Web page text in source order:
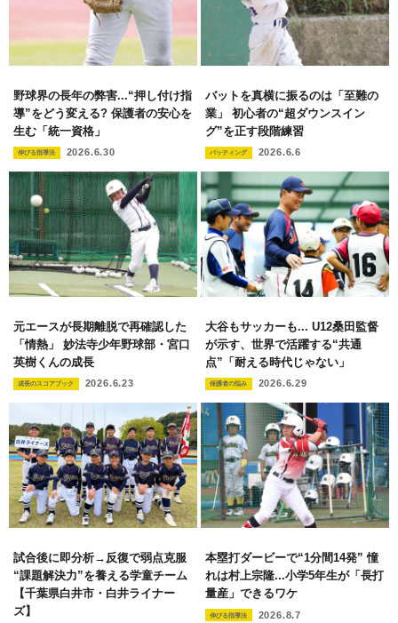
野球界の長年の弊害...“押し付け指
導”をどう変える? 保護者の安心を
生む「統一資格」
伸びる指導法 2026.6.30
バットを真横に振るのは「至難の
業」 初心者の“超ダウンスイン
グ”を正す段階練習
バッティング 2026.6.6
元エースが長期離脱で再確認した
「情熱」 妙法寺少年野球部・宮口
英樹くんの成長
成長のスコアブック 2026.6.23
大谷もサッカーも... U12桑田監督
が示す、世界で活躍する“共通
点”「耐える時代じゃない」
保護者の悩み 2026.6.29
試合後に即分析→反復で弱点克服
“課題解決力”を養える学童チーム
【千葉県白井市・白井ライナー
ズ】
本塁打ダービーで“1分間14発” 憧
れは村上宗隆...小学5年生が「長打
量産」できるワケ
伸びる指導法 2026.8.7